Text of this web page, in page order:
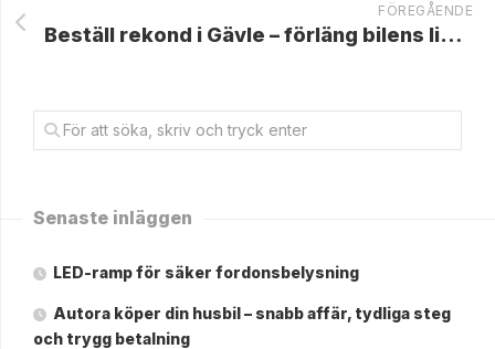
FÖREGÅENDE
Beställ rekond i Gävle – förläng bilens livslängd
Senaste inläggen
LED-ramp för säker fordonsbelysning
Autora köper din husbil – snabb affär, tydliga steg
och trygg betalning